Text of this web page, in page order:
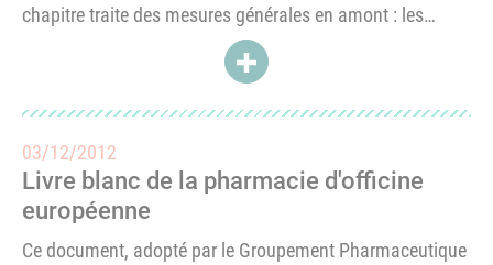
chapitre traite des mesures générales en amont : les
responsabilités, la démarche qualité, l'obligation de
développement professionnel continu (DPC), le choix du
ACCÉDER À ACCUEIL
03/12/2012
Livre blanc de la pharmacie d'officine
européenne
Ce document, adopté par le Groupement Pharmaceutique